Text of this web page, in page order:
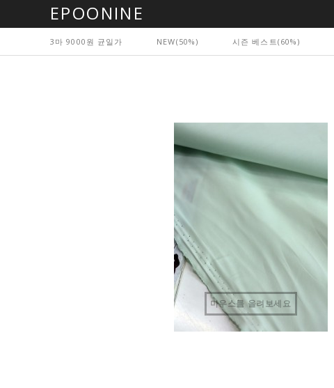
EPOONINE
3마 9000원 균일가 NEW(50%) 시즌 베스트(60%)
마우스를 올려보세요